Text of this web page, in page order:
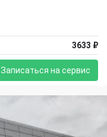
3633 ₽
Записаться на сервис